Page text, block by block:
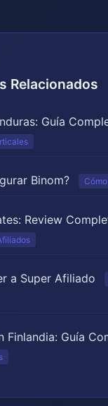
Relacionados
Guía
Binom?
Review
a Super Afiliado
Finlandia: Guía